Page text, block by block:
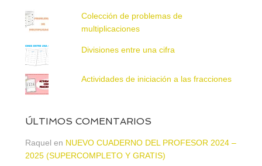
Colección de problemas de
multiplicaciones
Divisiones entre una cifra
Actividades de iniciación a las fracciones
ÚLTIMOS COMENTARIOS
Raquel en NUEVO CUADERNO DEL PROFESOR 2024 –
2025 (SUPERCOMPLETO Y GRATIS)